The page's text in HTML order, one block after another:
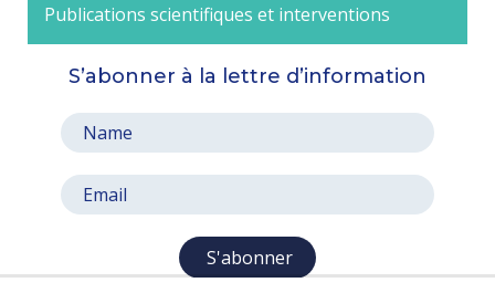
Publications scientifiques et interventions
S’abonner à la lettre d’information
S'abonner